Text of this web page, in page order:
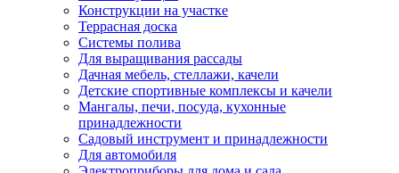
Конструкции на участке
Террасная доска
Системы полива
Для выращивания рассады
Дачная мебель, стеллажи, качели
Детские спортивные комплексы и качели
Мангалы, печи, посуда, кухонные
принадлежности
Садовый инструмент и принадлежности
Для автомобиля